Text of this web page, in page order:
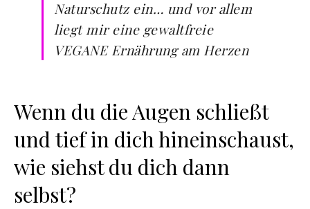
Naturschutz ein… und vor allem
liegt mir eine gewaltfreie
VEGANE Ernährung am Herzen
Wenn du die Augen schließt
und tief in dich hineinschaust,
wie siehst du dich dann
selbst?